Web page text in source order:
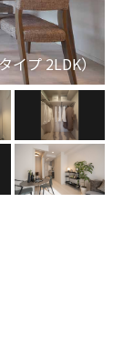
イプ 2LDK）
イプ 2LDK）
イプ 2LDK）
イプ 2LDK）
イプ 2LDK）
イプ 2LDK）
イプ 2LDK）
イプ 1LDK）
イプ 1LDK）
イプ 1LDK）